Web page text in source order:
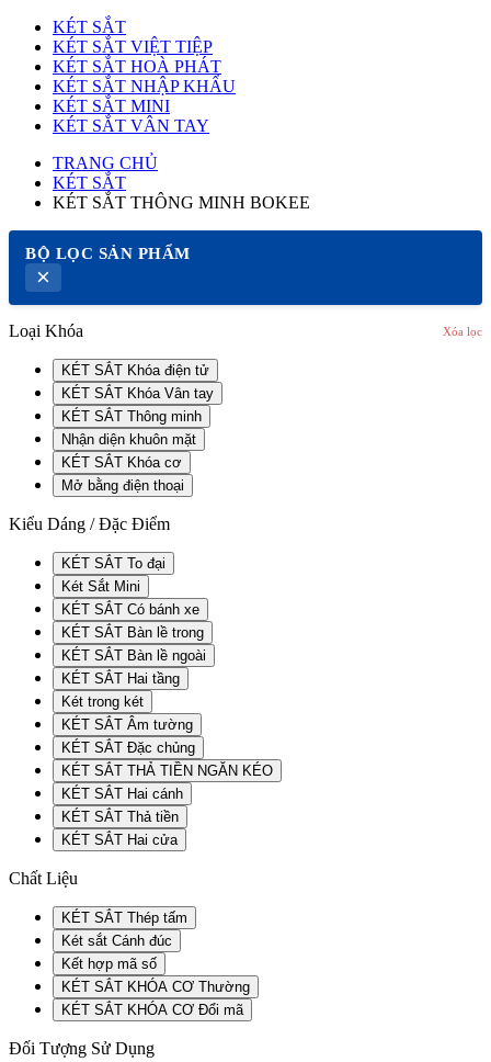
KÉT SẮT
KÉT SẮT VIỆT TIỆP
KÉT SẮT HOÀ PHÁT
KÉT SẮT NHẬP KHẨU
KÉT SẮT MINI
KÉT SẮT VÂN TAY
TRANG CHỦ
KÉT SẮT
KÉT SẮT THÔNG MINH BOKEE
BỘ LỌC SẢN PHẨM
×
Loại Khóa Xóa lọc
KÉT SẮT Khóa điện tử
KÉT SẮT Khóa Vân tay
KÉT SẮT Thông minh
Nhận diện khuôn mặt
KÉT SẮT Khóa cơ
Mở bằng điện thoại
Kiểu Dáng / Đặc Điểm
KÉT SẮT To đại
Két Sắt Mini
KÉT SẮT Có bánh xe
KÉT SẮT Bàn lề trong
KÉT SẮT Bàn lề ngoài
KÉT SẮT Hai tầng
Két trong két
KÉT SẮT Âm tường
KÉT SẮT Đặc chủng
KÉT SẮT THẢ TIỀN NGĂN KÉO
KÉT SẮT Hai cánh
KÉT SẮT Thả tiền
KÉT SẮT Hai cửa
Chất Liệu
KÉT SẮT Thép tấm
Két sắt Cánh đúc
Kết hợp mã số
KÉT SẮT KHÓA CƠ Thường
KÉT SẮT KHÓA CƠ Đổi mã
Đối Tượng Sử Dụng